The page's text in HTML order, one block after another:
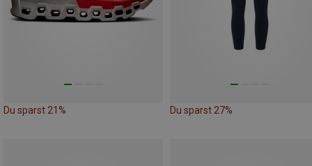
Du sparst 21% Du sparst 27%